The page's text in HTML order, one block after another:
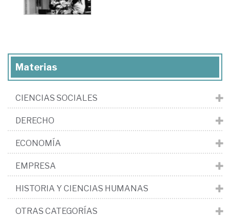
Materias
CIENCIAS SOCIALES
DERECHO
ECONOMÍA
EMPRESA
HISTORIA Y CIENCIAS HUMANAS
OTRAS CATEGORÍAS